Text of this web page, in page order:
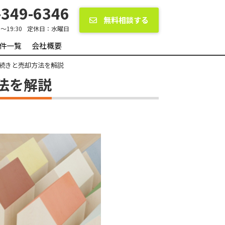
6346
19:30 定休日： 水曜日
無料相談する
一覧 会社概要
きと売却方法を解説
を解説